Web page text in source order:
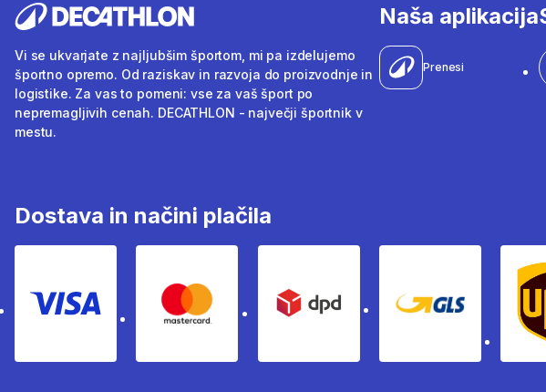
Vi se ukvarjate z najljubšim športom, mi pa izdelujemo
športno opremo. Od raziskav in razvoja do proizvodnje in
logistike. Za vas to pomeni: vse za vaš šport po
nepremagljivih cenah. DECATHLON - največji športnik v
mestu.
Naša aplikacija
Prenesi
Dostava in načini plačila
Visa Mastercard Dpd Gls